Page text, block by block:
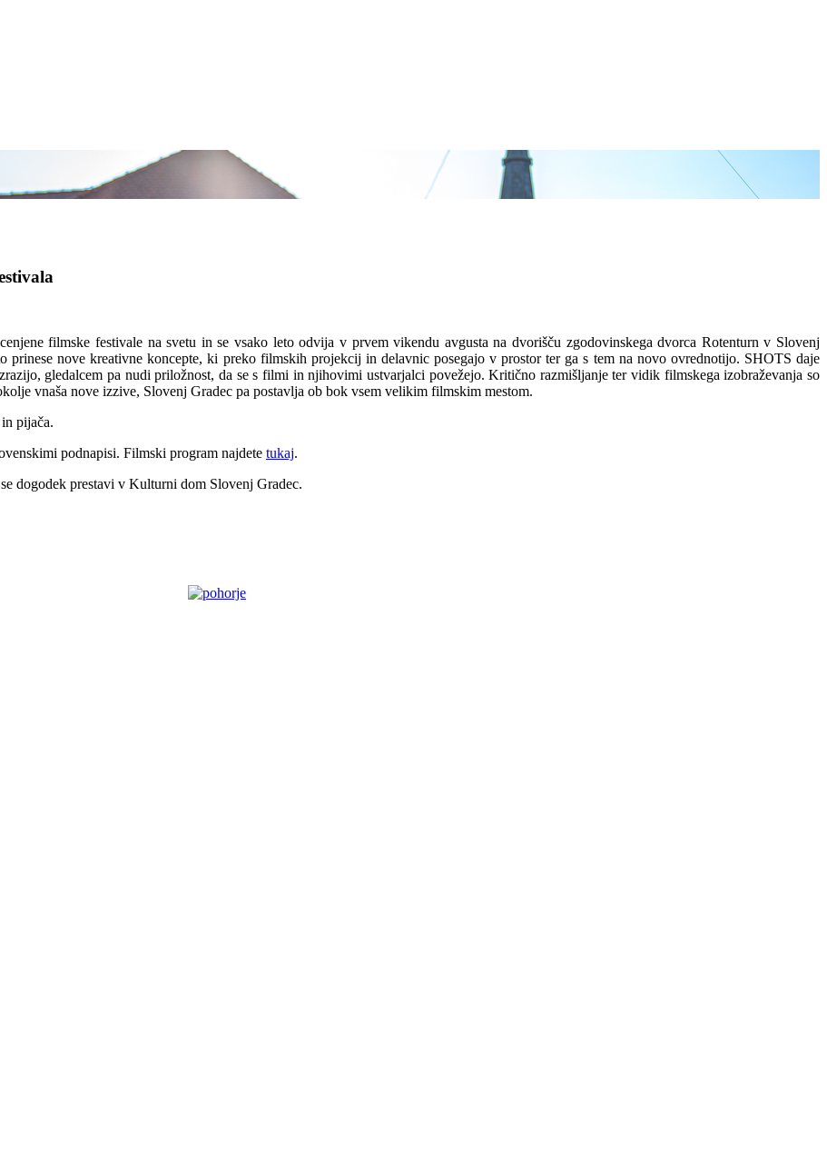
filmske festivale na svetu in se vsako leto odvija v prvem vikendu avgusta na dvorišču zgodovinskega dvorca Rotenturn v Slovenj
nove kreativne koncepte, ki preko filmskih projekcij in delavnic posegajo v prostor ter ga s tem na novo ovrednotijo. SHOTS daje
gledalcem pa nudi priložnost, da se s filmi in njihovimi ustvarjalci povežejo. Kritično razmišljanje ter vidik filmskega izobraževanja so
vnaša nove izzive, Slovenj Gradec pa postavlja ob bok vsem velikim filmskim mestom.
pijača.
podnapisi. Filmski program najdete tukaj.
dogodek prestavi v Kulturni dom Slovenj Gradec.